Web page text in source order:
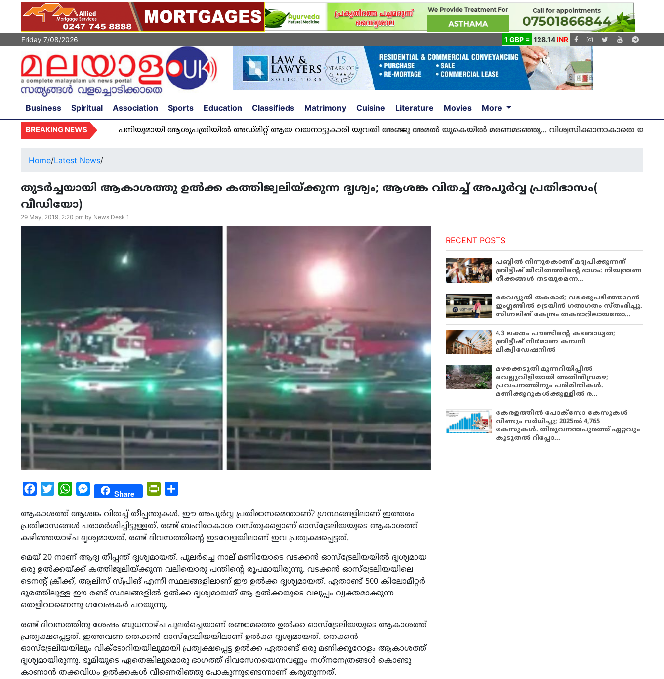
Friday 7/08/2026 1 GBP = 128.14INR
Business Spiritual Association Sports Education Classifieds Matrimony Cuisine Literature Movies More
BREAKING NEWSപനിയുമായി ആശുപത്രിയിൽ അഡ്മിറ്റ് ആയ വയനാട്ടുകാരി യുവതി അഞ്ജു അമൽ യുകെയിൽ മരണമടഞ്ഞു... വിശ്വസിക്കാനാകാതെ യുകെ മലയാളികൾ
Home/Latest News/
തുടർച്ചയായി ആകാശത്തു ഉൽക്ക കത്തിജ്വലിയ്ക്കുന്ന ദൃശ്യം; ആശങ്ക വിതച്ച് അപൂര്‍വ്വ പ്രതിഭാസം(
വീഡിയോ)
29 May, 2019, 2:20 pm by News Desk 1
Facebook
Twitter WhatsAppMessengerShare PrintFriendly
ആകാശത്ത് ആശങ്ക വിതച്ച് തീപ്പന്തുകള്‍. ഈ അപൂര്‍വ്വ പ്രതിഭാസമെന്താണ്? ഗ്രന്ഥങ്ങളിലാണ് ഇത്തരം
പ്രതിഭാസങ്ങള്‍ പരാമര്‍ശിച്ചിട്ടുള്ളത്. രണ്ട് ബഹിരാകാശ വസ്തുക്കളാണ് ഓസ്‌ട്രേലിയയുടെ ആകാശത്ത്
കഴിഞ്ഞയാഴ്ച ദൃശ്യമായത്. രണ്ട് ദിവസത്തിന്റെ ഇടവേളയിലാണ് ഇവ പ്രത്യക്ഷപ്പെട്ടത്.
മെയ് 20 നാണ് ആദ്യ തീപ്പന്ത് ദൃശ്യമായത്. പുലര്‍ച്ചെ നാല് മണിയോടെ വടക്കന്‍ ഓസ്‌ട്രേലിയയില്‍ ദൃശ്യമായ
ഒരു ഉല്‍ക്കയ്ക്ക് കത്തിജ്വലിയ്ക്കുന്ന വലിയൊരു പന്തിന്റെ രൂപമായിരുന്നു. വടക്കന്‍ ഓസ്‌ട്രേലിയയിലെ
ടെനന്റ് ക്രീക്ക്, ആലിസ് സ്പ്രിങ് എന്നീ സ്ഥലങ്ങളിലാണ് ഈ ഉല്‍ക്ക ദൃശ്യമായത്. ഏതാണ്ട് 500 കിലോമീറ്റര്‍
ദൂരത്തിലുള്ള ഈ രണ്ട് സ്ഥലങ്ങളില്‍ ഉല്‍ക്ക ദൃശ്യമായത് ആ ഉല്‍ക്കയുടെ വലുപ്പം വ്യക്തമാക്കുന്ന
തെളിവാണെന്നു ഗവേഷകര്‍ പറയുന്നു.
രണ്ട് ദിവസത്തിനു ശേഷം ബുധനാഴ്ച പുലര്‍ച്ചെയാണ് രണ്ടാമത്തെ ഉല്‍ക്ക ഓസ്‌ട്രേലിയയുടെ ആകാശത്ത്
പ്രത്യക്ഷപ്പെട്ടത്. ഇത്തവണ തെക്കന്‍ ഓസ്‌ട്രേലിയയിലാണ് ഉല്‍ക്ക ദൃശ്യമായത്. തെക്കന്‍
ഓസ്‌ട്രേലിയയിലും വിക്ടോറിയയിലുമായി പ്രത്യക്ഷപ്പെട്ട ഉല്‍ക്ക ഏതാണ്ട് ഒരു മണിക്കൂറോളം ആകാശത്ത്
ദൃശ്യമായിരുന്നു. ഭൂമിയുടെ ഏതെങ്കിലുമൊരു ഭാഗത്ത് ദിവസേനയെന്നവണ്ണം നഗ്‌നനേത്രങ്ങള്‍ കൊണ്ടു
കാണാന്‍ തക്കവിധം ഉല്‍ക്കകള്‍ വീണെരിഞ്ഞു പോകുന്നുണ്ടെന്നാണ് കരുതുന്നത്.
RECENT POSTS
പബ്ബില്‍ നിന്നുകൊണ്ട് മദ്യപിക്കുന്നത്
ബ്രിട്ടീഷ് ജീവിതത്തിന്റെ ഭാഗം: നിയന്ത്രണ
നീക്കങ്ങള്‍ തടയുമെന്ന...
വൈദ്യുതി തകരാർ; വടക്കുപടിഞ്ഞാറൻ
ഇംഗ്ലണ്ടിൽ ട്രെയിൻ ഗതാഗതം സ്തംഭിച്ചു.
സിഗ്നലിങ് കേന്ദ്രം തകരാറിലായതോ...
4.3 ലക്ഷം പൗണ്ടിന്റെ കടബാധ്യത;
ബ്രിട്ടീഷ് നിർമാണ കമ്പനി
ലിക്വിഡേഷനിൽ
മഴക്കെടുതി മുന്നറിയിപ്പിൽ
വെല്ലുവിളിയായി അതിതീവ്രമഴ;
പ്രവചനത്തിനും പരിമിതികൾ.
മണിക്കൂറുകൾക്കുള്ളിൽ ര...
കേരളത്തിൽ പോക്സോ കേസുകൾ
വീണ്ടും വർധിച്ചു; 2025ൽ 4,765
കേസുകൾ. തിരുവനന്തപുരത്ത് ഏറ്റവും
കൂടുതൽ റിപ്പോ...